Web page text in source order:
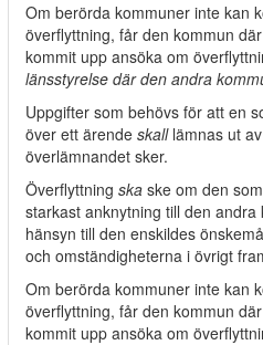
Om berörda kommuner inte kan
överflyttning, får den kommun
kommit upp ansöka om
länsstyrelse där den andra
Uppgifter som behövs för att en
över ett ärende skalllämnas ut
överlämnandet sker.
Överflyttning ska ske om den
starkast anknytning till den
hänsyn till den enskildes
och omständigheterna i övrigt
Om berörda kommuner inte kan
överflyttning, får den kommun
kommit upp ansöka om